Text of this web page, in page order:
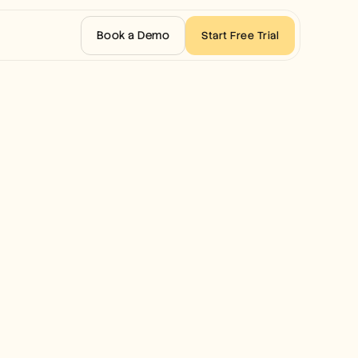
Book a Demo Start Free Trial